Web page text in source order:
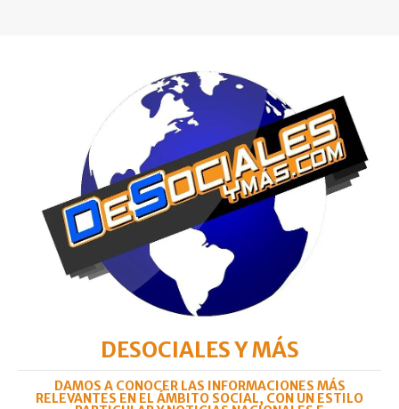
DESOCIALES Y MÁS
DAMOS A CONOCER LAS INFORMACIONES MÁS
RELEVANTES EN EL ÁMBITO SOCIAL, CON UN ESTILO